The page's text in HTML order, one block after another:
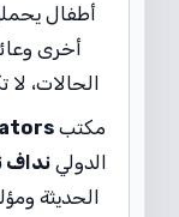
أطفال
أخرى
الحالات،
مكتب
الدولينداف
الحديثة